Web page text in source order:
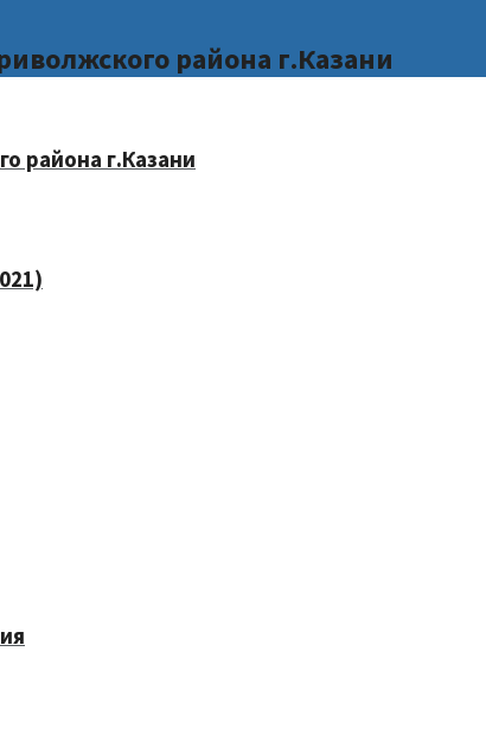
района г.Казани
района г.Казани